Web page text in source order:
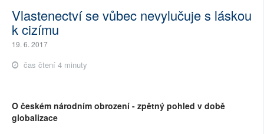
Vlastenectví se vůbec nevylučuje s láskou
k cizímu
19. 6. 2017
čas čtení 4 minuty
O českém národním obrození - zpětný pohled v době
globalizace